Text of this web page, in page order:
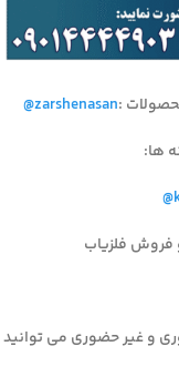
:
@zarshenasan
ها:
فروش فلزیاب
و غیر حضوری می توانید